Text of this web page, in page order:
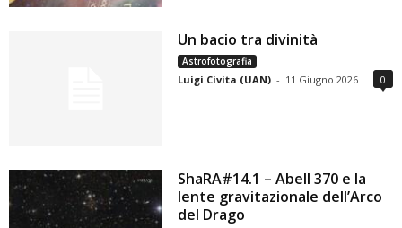
Un bacio tra divinità
Astrofotografia
Luigi Civita (UAN) - 11 Giugno 2026 0
ShaRA#14.1 – Abell 370 e la
lente gravitazionale dell’Arco
del Drago